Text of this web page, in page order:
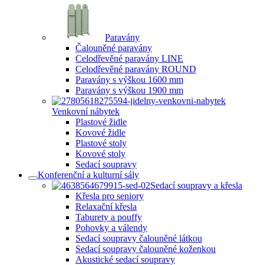
Paravány
Čalouněné paravány
Celodřevěné paravány LINE
Celodřevěné paravány ROUND
Paravány s výškou 1600 mm
Paravány s výškou 1900 mm
Venkovní nábytek
Plastové židle
Kovové židle
Plastové stoly
Kovové stoly
Sedací soupravy
Konferenční a kulturní sály
Sedací soupravy a křesla
Křesla pro seniory
Relaxační křesla
Taburety a pouffy
Pohovky a válendy
Sedací soupravy čalouněné látkou
Sedací soupravy čalouněné koženkou
Akustické sedací soupravy